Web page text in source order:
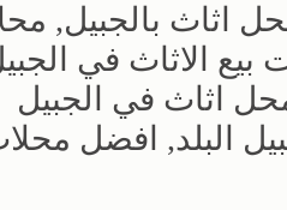
اثاث بالجبيل,
الاثاث في
اثاث في الجبيل
البلد, افضل